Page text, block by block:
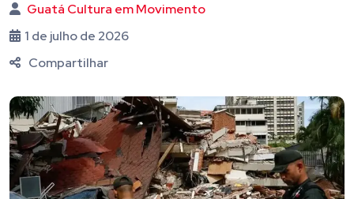
Guatá Cultura em Movimento
1 de julho de 2026
Compartilhar